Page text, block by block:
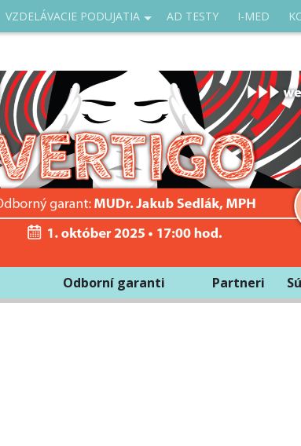
VZDELÁVACIE PODUJATIA AD TESTY I-MED
Odborní garanti Partneri